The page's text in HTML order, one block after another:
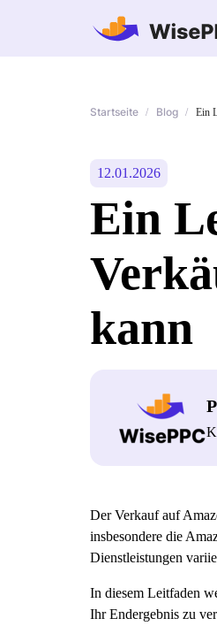
Startseite / Blog / Ein
12.01.2026
Ein
kann
Der Verkauf auf
insbesondere die
Dienstleistungen
In diesem Leitfaden
Ihr Endergebnis zu